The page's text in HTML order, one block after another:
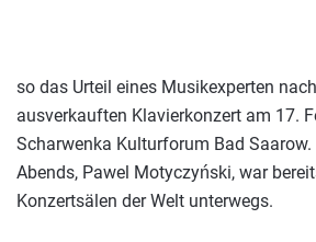
so das Urteil eines Musikexperten
ausverkauften Klavierkonzert am 17.
Scharwenka Kulturforum Bad Saarow.
Abends, Pawel Motyczyński, war
Konzertsälen der Welt unterwegs.